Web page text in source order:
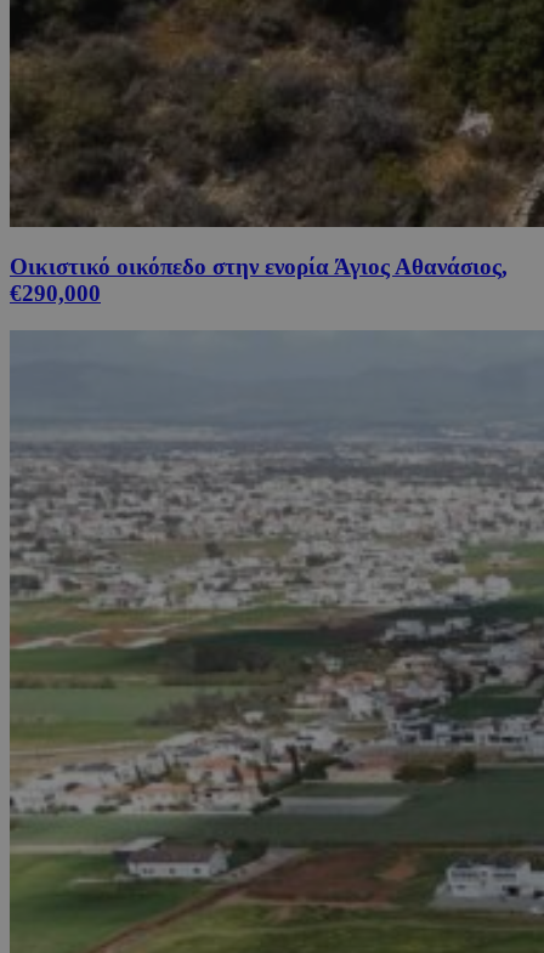
Οικιστικό οικόπεδο στην ενορία Άγιος Αθανάσιος,
€290,000